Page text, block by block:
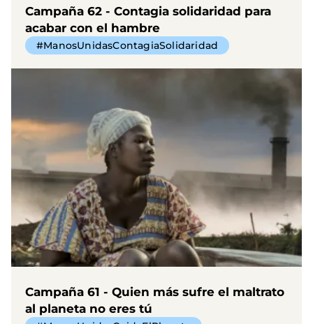
Campaña 62 - Contagia solidaridad para
acabar con el hambre
#ManosUnidasContagiaSolidaridad
Campaña 61 - Quien más sufre el maltrato
al planeta no eres tú